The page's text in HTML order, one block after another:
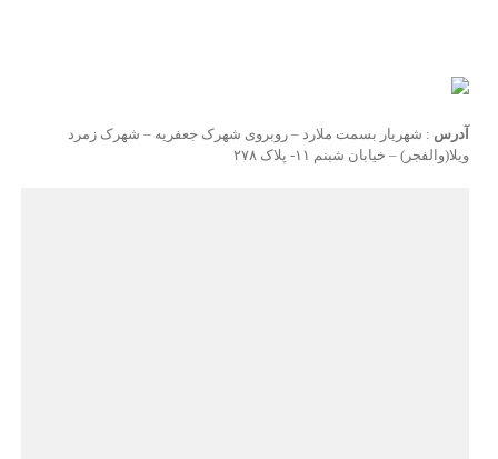
آدرس : شهریار بسمت ملارد – روبروی شهرک جعفریه – شهرک زمرد
ویلا(والفجر) – خیابان شبنم ۱۱- پلاک ۲۷۸